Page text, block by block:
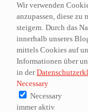
Wir verwenden
anzupassen, diese zu
steigern. Durch das
innerhalb unseres
mittels Cookies auf
Informationen über
in der
Necessary
Necessary
immer aktiv